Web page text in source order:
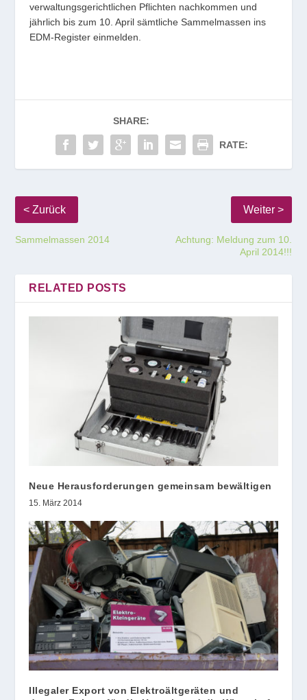
verwaltungsgerichtlichen Pflichten nachkommen und
jährlich bis zum 10. April sämtliche Sammelmassen ins
EDM-Register einmelden.
SHARE:
RATE:
Sammelmassen 2014
Achtung: Meldung zum 10.
April 2014!!!
RELATED POSTS
Neue Herausforderungen gemeinsam bewältigen
15. März 2014
Illegaler Export von Elektroältgeräten und